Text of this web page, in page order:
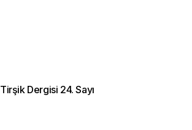
Tirşik Dergisi 24. Sayı